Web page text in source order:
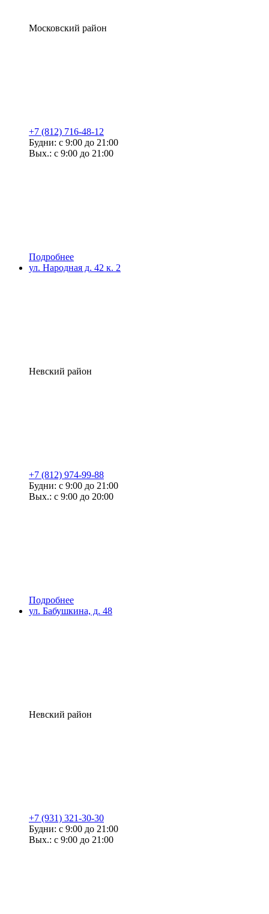
Московский район
+7 (812) 716-48-12
Будни: с 9:00 до 21:00
Вых.: с 9:00 до 21:00
Подробнее
ул. Народная д. 42 к. 2
Невский район
+7 (812) 974-99-88
Будни: с 9:00 до 21:00
Вых.: с 9:00 до 20:00
Подробнее
ул. Бабушкина, д. 48
Невский район
+7 (931) 321-30-30
Будни: с 9:00 до 21:00
Вых.: с 9:00 до 21:00